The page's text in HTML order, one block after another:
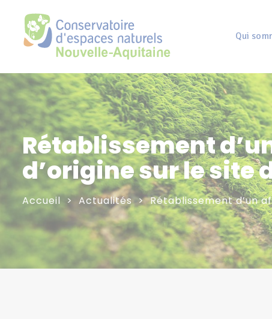
Qui
Rétablissement
d’origine sur le site
Accueil Actualités Rétablissement d’un